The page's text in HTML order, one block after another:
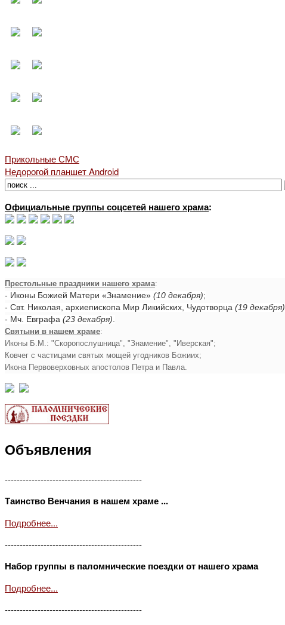
Прикольные СМС
Недорогой планшет Android
Официальные группы соцсетей нашего храма:
Престольные праздники нашего храма:
- Иконы Божией Матери «Знамение» (10 декабря);
- Свт. Николая, архиепископа Мир Ликийских, Чудотворца (19 декабря)
- Мч. Евграфа (23 декабря)
Святыни в нашем храме:
Иконы Б.М.: "Скоропослушница", "Знамение", "Иверская";
Ковчег с частицами святых мощей угодников Божиих;
Икона Первоверховных апостолов Петра и Павла.
Объявления
----------------------------------------------
Таинство Венчания в нашем храме ...
Подробнее...
----------------------------------------------
Набор группы в паломнические поездки от нашего храма
Подробнее...
----------------------------------------------